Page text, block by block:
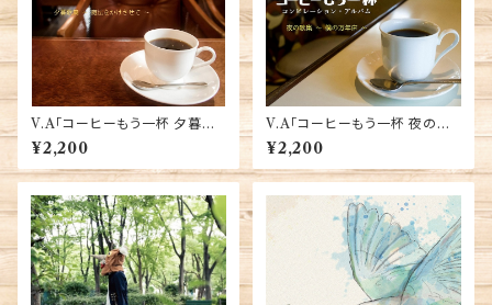
V.A「コーヒーもう一杯 夕暮歌
集 〜魔法をかけさせて〜」
¥2,200
V.A「コーヒーもう一杯 夜の歌
集 〜僕の万年床〜」
¥2,200